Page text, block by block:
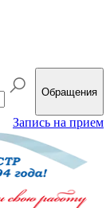
Обращения
Запись на прием